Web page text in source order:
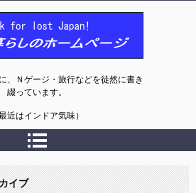
、Ｎゲージ・旅行などを徒然に書き
綴っています。
最近はインドア気味）
イブ